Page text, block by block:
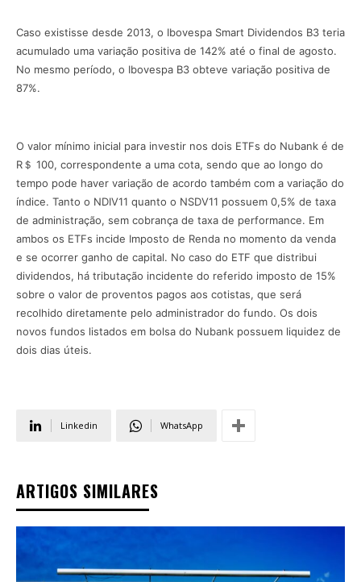
Caso existisse desde 2013, o Ibovespa Smart Dividendos B3 teria
acumulado uma variação positiva de 142% até o final de agosto.
No mesmo período, o Ibovespa B3 obteve variação positiva de
87%.
O valor mínimo inicial para investir nos dois ETFs do Nubank é de
R＄ 100, correspondente a uma cota, sendo que ao longo do
tempo pode haver variação de acordo também com a variação do
índice. Tanto o NDIV11 quanto o NSDV11 possuem 0,5% de taxa
de administração, sem cobrança de taxa de performance. Em
ambos os ETFs incide Imposto de Renda no momento da venda
e se ocorrer ganho de capital. No caso do ETF que distribui
dividendos, há tributação incidente do referido imposto de 15%
sobre o valor de proventos pagos aos cotistas, que será
recolhido diretamente pelo administrador do fundo. Os dois
novos fundos listados em bolsa do Nubank possuem liquidez de
dois dias úteis.
Linkedin WhatsApp
ARTIGOS SIMILARES